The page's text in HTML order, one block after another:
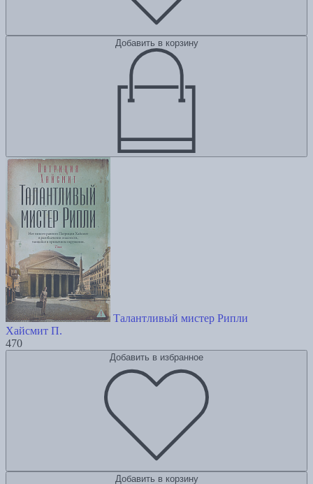
Добавить в корзину
Талантливый мистер Рипли
Хайсмит П.
470
Добавить в избранное
Добавить в корзину